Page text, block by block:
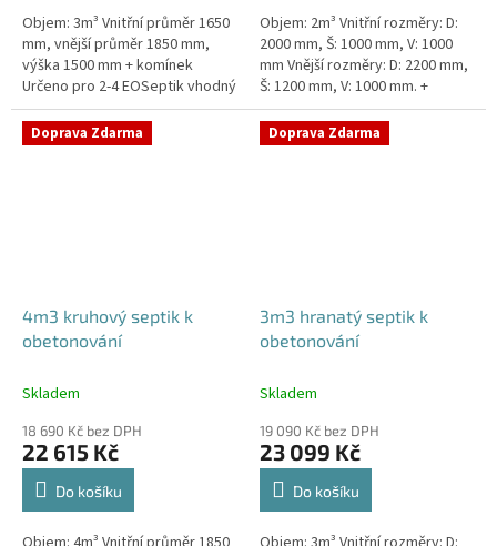
hvězdiček.
Objem: 3m³ Vnitřní průměr 1650
mm, vnější průměr 1850 mm,
výška 1500 mm + komínek
Určeno pro 2-4 EOSeptik vhodný
pod parkovací stání,
komunikace a do jílovité...
hvězdiček.
Objem: 2m³ Vnitřní rozměry: D:
2000 mm, Š: 1000 mm, V: 1000
mm Vnější rozměry: D: 2200 mm,
Š: 1200 mm, V: 1000 mm. +
komínek Určeno pro 1-3
EOSeptik vhodný pod
parkovací...
Doprava Zdarma
4m3 kruhový septik k
obetonování
Skladem
18 690 Kč bez DPH
22 615 Kč
Do košíku
Doprava Zdarma
3m3 hranatý septik k
obetonování
Skladem
19 090 Kč bez DPH
23 099 Kč
Do košíku